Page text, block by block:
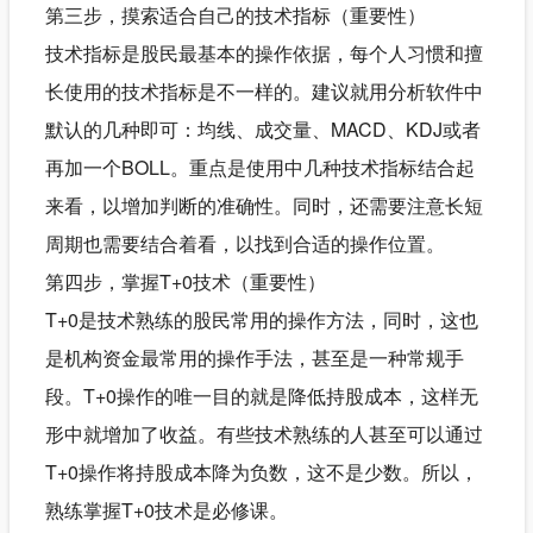
第三步，摸索适合自己的技术指标（重要性）
技术指标是股民最基本的操作依据，每个人习惯和擅
长使用的技术指标是不一样的。建议就用分析软件中
默认的几种即可：均线、成交量、MACD、KDJ或者
再加一个BOLL。重点是使用中几种技术指标结合起
来看，以增加判断的准确性。同时，还需要注意长短
周期也需要结合着看，以找到合适的操作位置。
第四步，掌握T+0技术（重要性）
T+0是技术熟练的股民常用的操作方法，同时，这也
是机构资金最常用的操作手法，甚至是一种常规手
段。T+0操作的唯一目的就是降低持股成本，这样无
形中就增加了收益。有些技术熟练的人甚至可以通过
T+0操作将持股成本降为负数，这不是少数。所以，
熟练掌握T+0技术是必修课。